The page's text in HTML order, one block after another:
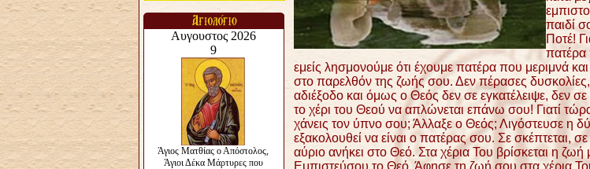
παιδί
Ποτέ!
πατέρα
εμείς λησμονούμε ότι έχουμε πατέρα που μεριμνά και
στο παρελθόν της ζωής σου. Δεν πέρασες
αδιέξοδο και όμως ο Θεός δεν σε εγκατέλειψε, δεν
το χέρι του Θεού να απλώνεται επάνω σου! Γιατί τώρα
χάνεις τον ύπνο σου; Άλλαξε ο Θεός; Λιγόστευσε η
εξακολουθεί να είναι ο πατέρας σου. Σε σκέπτεται,
αύριο ανήκει στο Θεό. Στα χέρια Του βρίσκεται η ζωή
Εμπιστεύσου το Θεό. Άφησε τη ζωή σου στα χέρια